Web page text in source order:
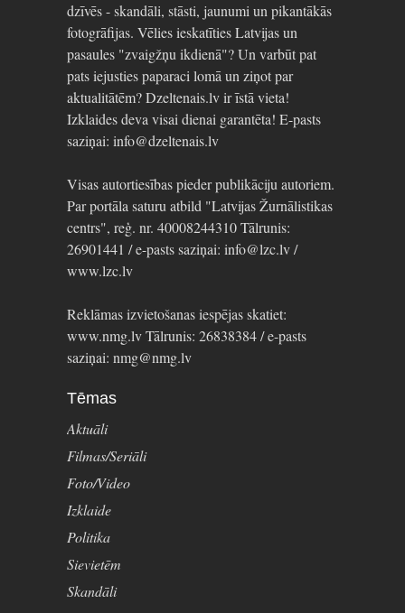
dzīvēs - skandāli, stāsti, jaunumi un pikantākās
fotogrāfijas. Vēlies ieskatīties Latvijas un
pasaules "zvaigžņu ikdienā"? Un varbūt pat
pats iejusties paparaci lomā un ziņot par
aktualitātēm? Dzeltenais.lv ir īstā vieta!
Izklaides deva visai dienai garantēta! E-pasts
saziņai: info@dzeltenais.lv
Visas autortiesības pieder publikāciju autoriem.
Par portāla saturu atbild "Latvijas Žurnālistikas
centrs", reģ. nr. 40008244310 Tālrunis:
26901441 / e-pasts saziņai: info@lzc.lv /
www.lzc.lv
Reklāmas izvietošanas iespējas skatiet:
www.nmg.lv Tālrunis: 26838384 / e-pasts
saziņai: nmg@nmg.lv
Tēmas
Aktuāli
Filmas/Seriāli
Foto/Video
Izklaide
Politika
Sievietēm
Skandāli